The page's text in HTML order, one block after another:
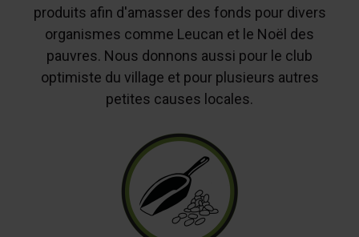
produits afin d'amasser des fonds pour divers
organismes comme Leucan et le Noël des
pauvres. Nous donnons aussi pour le club
optimiste du village et pour plusieurs autres
petites causes locales.